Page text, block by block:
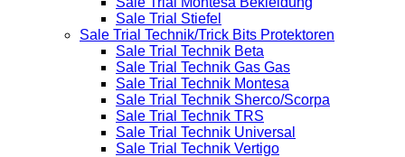
Sale Trial Stiefel
Sale Trial Technik/Trick Bits Protektoren
Sale Trial Technik Beta
Sale Trial Technik Gas Gas
Sale Trial Technik Montesa
Sale Trial Technik Sherco/Scorpa
Sale Trial Technik TRS
Sale Trial Technik Universal
Sale Trial Technik Vertigo